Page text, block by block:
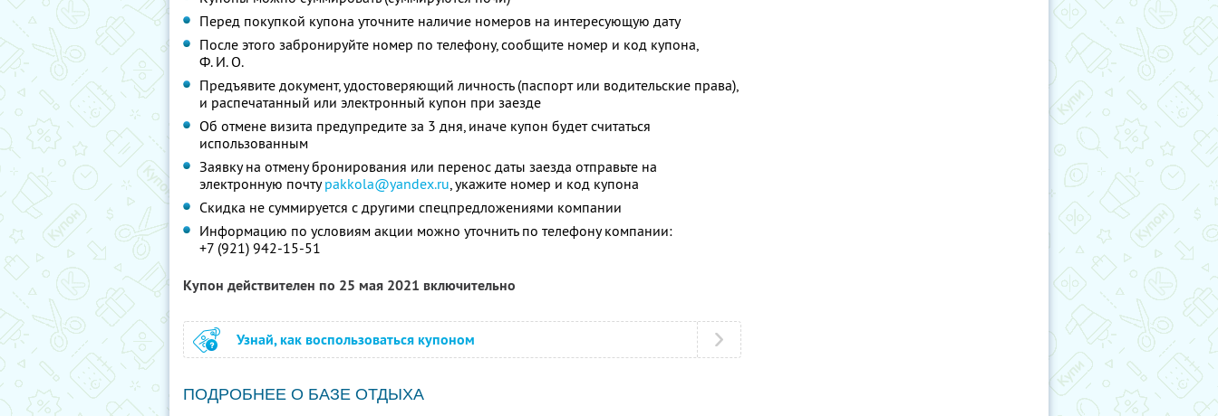
Перед покупкой купона уточните наличие номеров на интересующую дату
После этого забронируйте номер по телефону, сообщите номер и код купона,
Ф. И. О.
Предъявите документ, удостоверяющий личность (паспорт или водительские права),
и распечатанный или электронный купон при заезде
Об отмене визита предупредите за 3 дня, иначе купон будет считаться
использованным
Заявку на отмену бронирования или перенос даты заезда отправьте на
электронную почтуpakkola@yandex.ru, укажите номер и код купона
Скидка не суммируется с другими спецпредложениями компании
Информацию по условиям акции можно уточнить по телефону компании:
+7 (921) 942-15-51
Купон действителен по 25 мая 2021 включительно
Узнай, как воспользоваться купоном
ПОДРОБНЕЕ О БАЗЕ ОТДЫХА